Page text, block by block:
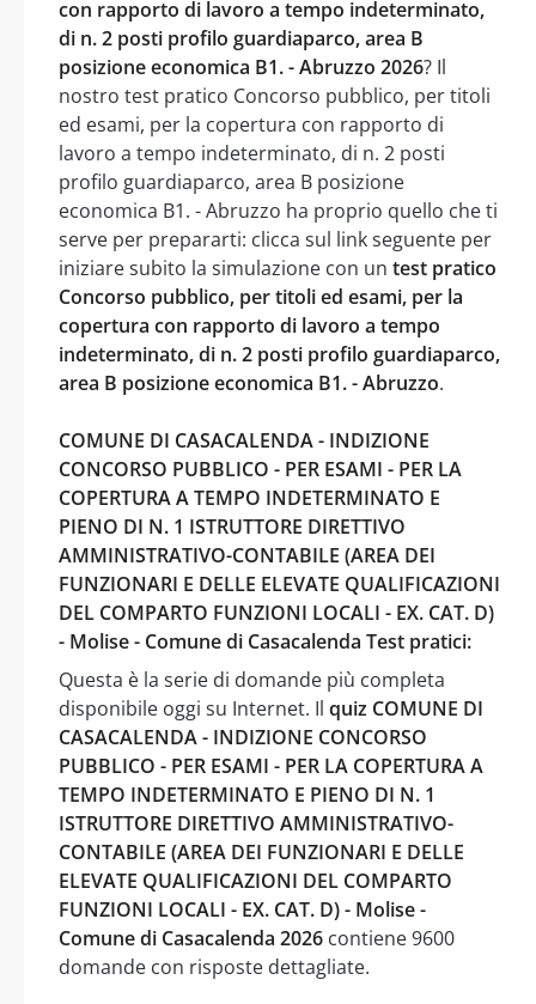
con rapporto di lavoro a tempo indeterminato,
di n. 2 posti profilo guardiaparco, area B
posizione economica B1. - Abruzzo 2026? Il
nostro test pratico Concorso pubblico, per titoli
ed esami, per la copertura con rapporto di
lavoro a tempo indeterminato, di n. 2 posti
profilo guardiaparco, area B posizione
economica B1. - Abruzzo ha proprio quello che ti
serve per prepararti: clicca sul link seguente per
iniziare subito la simulazione con un test pratico
Concorso pubblico, per titoli ed esami, per la
copertura con rapporto di lavoro a tempo
indeterminato, di n. 2 posti profilo guardiaparco,
area B posizione economica B1. - Abruzzo.
COMUNE DI CASACALENDA - INDIZIONE
CONCORSO PUBBLICO - PER ESAMI - PER LA
COPERTURA A TEMPO INDETERMINATO E
PIENO DI N. 1 ISTRUTTORE DIRETTIVO
AMMINISTRATIVO-CONTABILE (AREA DEI
FUNZIONARI E DELLE ELEVATE QUALIFICAZIONI
DEL COMPARTO FUNZIONI LOCALI - EX. CAT. D)
- Molise - Comune di Casacalenda Test pratici:
Questa è la serie di domande più completa
disponibile oggi su Internet. Il quiz COMUNE DI
CASACALENDA - INDIZIONE CONCORSO
PUBBLICO - PER ESAMI - PER LA COPERTURA A
TEMPO INDETERMINATO E PIENO DI N. 1
ISTRUTTORE DIRETTIVO AMMINISTRATIVO-
CONTABILE (AREA DEI FUNZIONARI E DELLE
ELEVATE QUALIFICAZIONI DEL COMPARTO
FUNZIONI LOCALI - EX. CAT. D) - Molise -
Comune di Casacalenda 2026 contiene 9600
domande con risposte dettagliate.